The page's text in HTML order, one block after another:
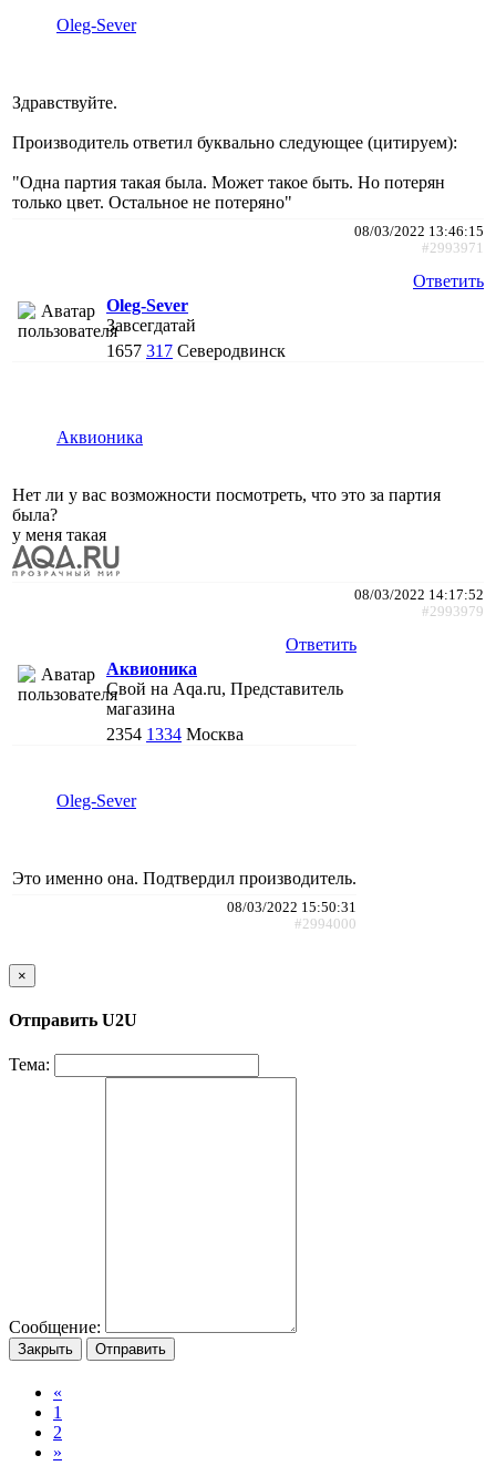
Oleg-Sever
Здравствуйте.
Производитель ответил буквально следующее (цитируем):
"Одна партия такая была. Может такое быть. Но потерян
только цвет. Остальное не потеряно"
08/03/2022 13:46:15
#2993971
Ответить
Oleg-Sever
Завсегдатай
1657 317 Северодвинск
Аквионика
Нет ли у вас возможности посмотреть, что это за партия
была?
у меня такая
08/03/2022 14:17:52
#2993979
Ответить
Аквионика
Свой на Aqa.ru, Представитель
магазина
2354 1334 Москва
Oleg-Sever
Это именно она. Подтвердил производитель.
08/03/2022 15:50:31
#2994000
×
Отправить U2U
Тема:
Сообщение:
Закрыть Отправить
«
1
2
»